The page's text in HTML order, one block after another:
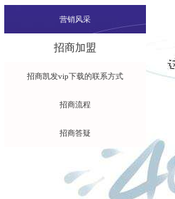
营销风采
招商加盟
招商凯发vip下载的联系方式
招商流程
招商答疑